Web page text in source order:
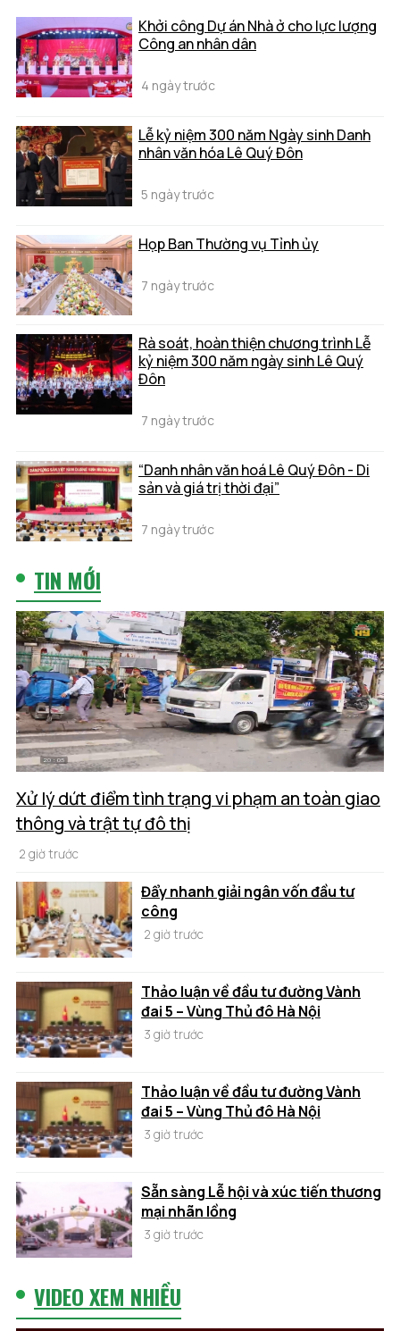
Khởi công Dự án Nhà ở cho lực lượng
Công an nhân dân
4 ngày trước
Lễ kỷ niệm 300 năm Ngày sinh Danh
nhân văn hóa Lê Quý Đôn
5 ngày trước
Họp Ban Thường vụ Tỉnh ủy
7 ngày trước
Rà soát, hoàn thiện chương trình Lễ
kỷ niệm 300 năm ngày sinh Lê Quý
Đôn
7 ngày trước
“Danh nhân văn hoá Lê Quý Đôn - Di
sản và giá trị thời đại”
7 ngày trước
TIN MỚI
Xử lý dứt điểm tình trạng vi phạm an toàn giao
thông và trật tự đô thị
2 giờ trước
Đẩy nhanh giải ngân vốn đầu tư
công
2 giờ trước
Thảo luận về đầu tư đường Vành
đai 5 – Vùng Thủ đô Hà Nội
3 giờ trước
Thảo luận về đầu tư đường Vành
đai 5 – Vùng Thủ đô Hà Nội
3 giờ trước
Sẵn sàng Lễ hội và xúc tiến thương
mại nhãn lồng
3 giờ trước
VIDEO XEM NHIỀU